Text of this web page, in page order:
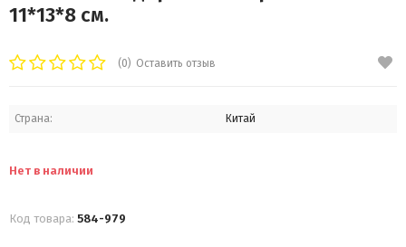
11*13*8 см.
(0) Оставить отзыв
Страна: Китай
Нет в наличии
Код товара: 584-979